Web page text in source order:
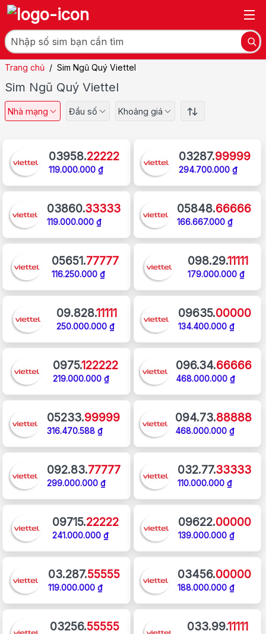
Trang chủ / Sim Ngũ Quý Viettel
Sim Ngũ Quý Viettel
Nhà mạng Đầu số Khoảng giá
03958.22222
119.000.000 ₫
03287.99999
294.700.000 ₫
03860.33333
119.000.000 ₫
05848.66666
166.667.000 ₫
05651.77777
116.250.000 ₫
098.29.11111
179.000.000 ₫
09.828.11111
250.000.000 ₫
09635.00000
134.400.000 ₫
0975.122222
219.000.000 ₫
096.34.66666
468.000.000 ₫
05233.99999
316.470.588 ₫
094.73.88888
468.000.000 ₫
092.83.77777
299.000.000 ₫
032.77.33333
110.000.000 ₫
09715.22222
241.000.000 ₫
09622.00000
139.000.000 ₫
03.287.55555
119.000.000 ₫
03456.00000
188.000.000 ₫
03256.55555 033.99.11111